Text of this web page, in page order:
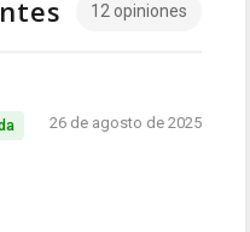
12 opiniones
26 de agosto de 2025